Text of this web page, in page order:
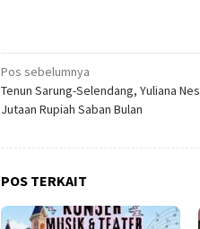
Navigasi
pos
Pos sebelumnya
Tenun Sarung-Selendang, Yuliana
Jutaan Rupiah Saban Bulan
POS TERKAIT